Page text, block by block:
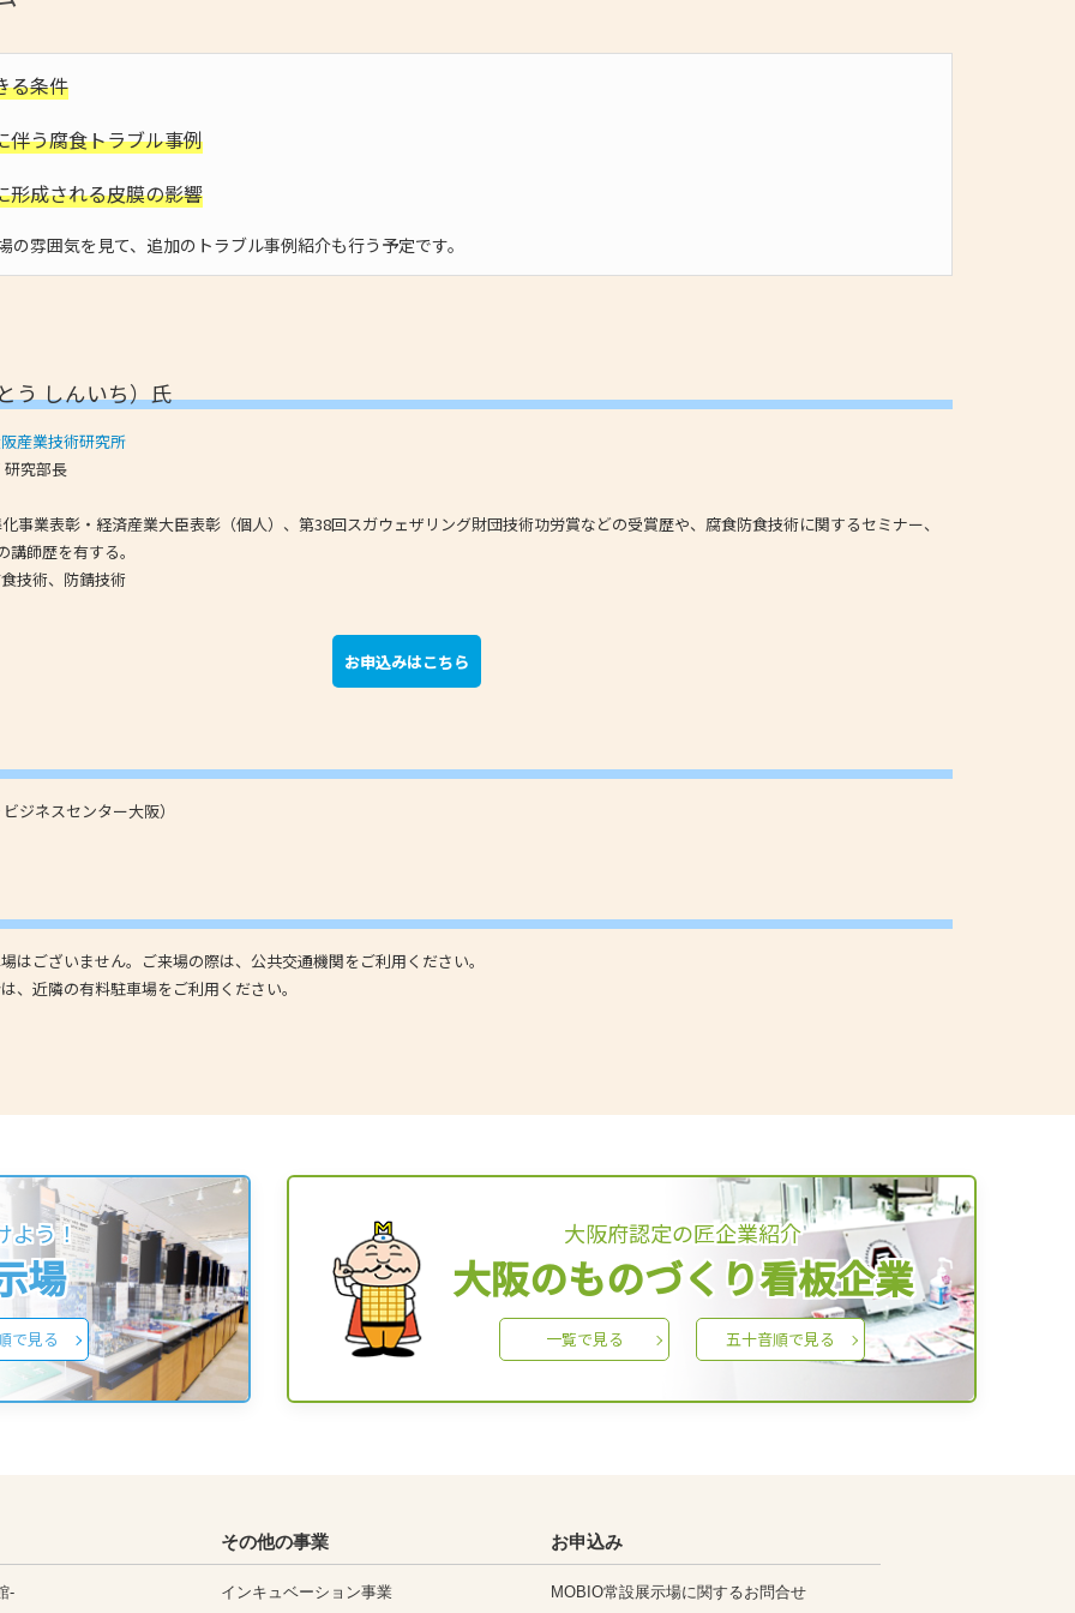
る条件
う腐食トラブル事例
成される皮膜の影響
雰囲気を見て、追加のトラブル事例紹介も行う予定です。
う しんいち）氏
産業技術研究所
研究部長
事業表彰・経済産業大臣表彰（個人）、第38回スガウェザリング財団技術功労賞などの受賞歴や、腐食防食技術に関するセミナー、
師歴を有する。
技術、防錆技術
お申込みはこちら
ジネスセンター大阪）
はございません。ご来場の際は、公共交通機関をご利用ください。
、近隣の有料駐車場をご利用ください。
よう！
場
で見る
大阪府認定の匠企業紹介
大阪のものづくり看板企業
一覧で見る 五十音順で見る
-
その他の事業
インキュベーション事業
お申込み
MOBIO常設展示場に関するお問合せ